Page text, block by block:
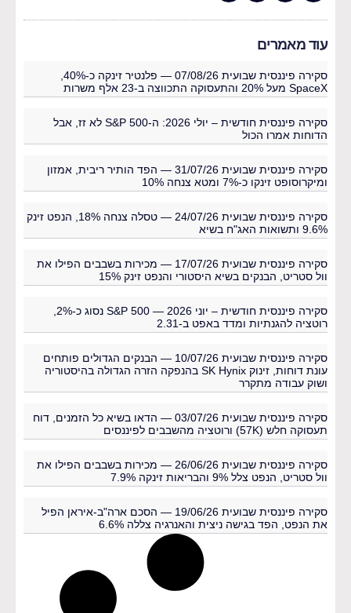
עוד מאמרים
SpaceX מעל 20% והתעסוקה התכווצה ב-23 אלף משרות
סקירה פיננסית חודשית – יולי 2026: ה-S&P 500 לא זז, אבל
הדוחות אמרו הכול
סקירה פיננסית שבועית 31/07/26 — הפד הותיר ריבית, אמזון
ומיקרוסופט זינקו כ-7% ומטא צנחה 10%
סקירה פיננסית שבועית 24/07/26 — טסלה צנחה 18%, הנפט זינק
9.6% ותשואות האג"ח בשיא
סקירה פיננסית שבועית 17/07/26 — מכירות בשבבים הפילו את
וול סטריט, הבנקים בשיא היסטורי והנפט זינק 15%
רוטציה להגנתיות ומדד באפט ב-2.31
סקירה פיננסית שבועית 10/07/26 — הבנקים הגדולים פותחים
עונת דוחות, זינוק SK Hynix בהנפקה הזרה הגדולה בהיסטוריה
ושוק עבודה מתקרר
סקירה פיננסית שבועית 03/07/26 — הדאו בשיא כל הזמנים, דוח
תעסוקה חלש (57K) ורוטציה מהשבבים לפיננסים
סקירה פיננסית שבועית 26/06/26 — מכירות בשבבים הפילו את
וול סטריט, הנפט צלל 9% והבריאות זינקה 7.9%
סקירה פיננסית שבועית 19/06/26 — הסכם ארה"ב-איראן הפיל
את הנפט, הפד בגישה ניצית והאנרגיה צללה 6.6%